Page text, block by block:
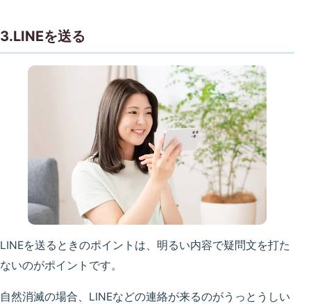
3.LINEを送る
LINEを送るときのポイントは、明るい内容で疑問文を打た
ないのがポイントです。
自然消滅の場合、LINEなどの連絡が来るのがうっとうしい